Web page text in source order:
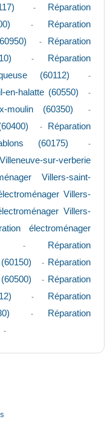
-
Réparation
-
Réparation
-
Réparation
-
Réparation
(60112)
-
en-halatte (60550) -
moulin (60350) -
-
Réparation
(60175)
-
sur-verberie
Villers-saint-
Villers-
Villers-
électroménager
-
Réparation
- Réparation
- Réparation
-
Réparation
-
Réparation
-